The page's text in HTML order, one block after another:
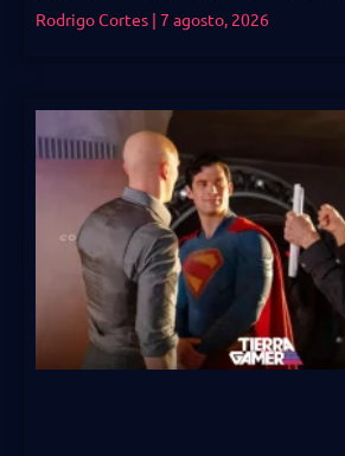
Rodrigo Cortes 7 agosto, 2026